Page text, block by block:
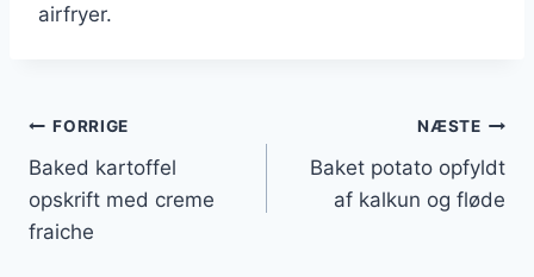
airfryer.
Indlægsnavigation
FORRIGE
Baked kartoffel
opskrift med creme
fraiche
NÆSTE
Baket potato opfyldt
af kalkun og fløde